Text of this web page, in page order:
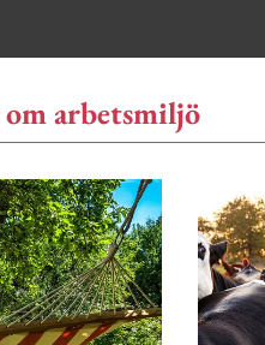
arbetsmiljö